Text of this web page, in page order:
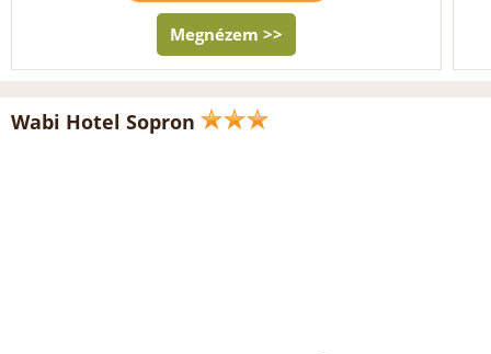
Megnézem >>
Wabi Hotel Sopron